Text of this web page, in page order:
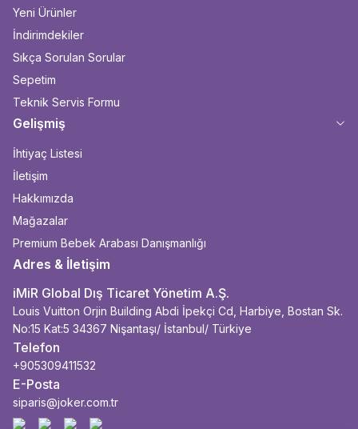
Yeni Ürünler
İndirimdekiler
Sıkça Sorulan Sorular
Sepetim
Teknik Servis Formu
Gelişmiş
İhtiyaç Listesi
İletişim
Hakkımızda
Mağazalar
Premium Bebek Arabası Danışmanlığı
Adres & İletişim
iMiR Global Dış Ticaret Yönetim A.Ş.
Louis Vuitton Orjin Building Abdi İpekçi Cd, Harbiye, Bostan Sk.
No:15 Kat:5 34367 Nişantaşı/ İstanbul/ Türkiye
Telefon
+905309411532
E-Posta
siparis@joker.com.tr